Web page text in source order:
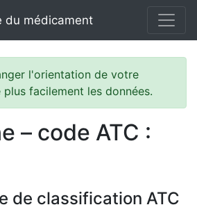
du médicament
l'orientation de votre
facilement les données.
– code ATC :
de classification ATC